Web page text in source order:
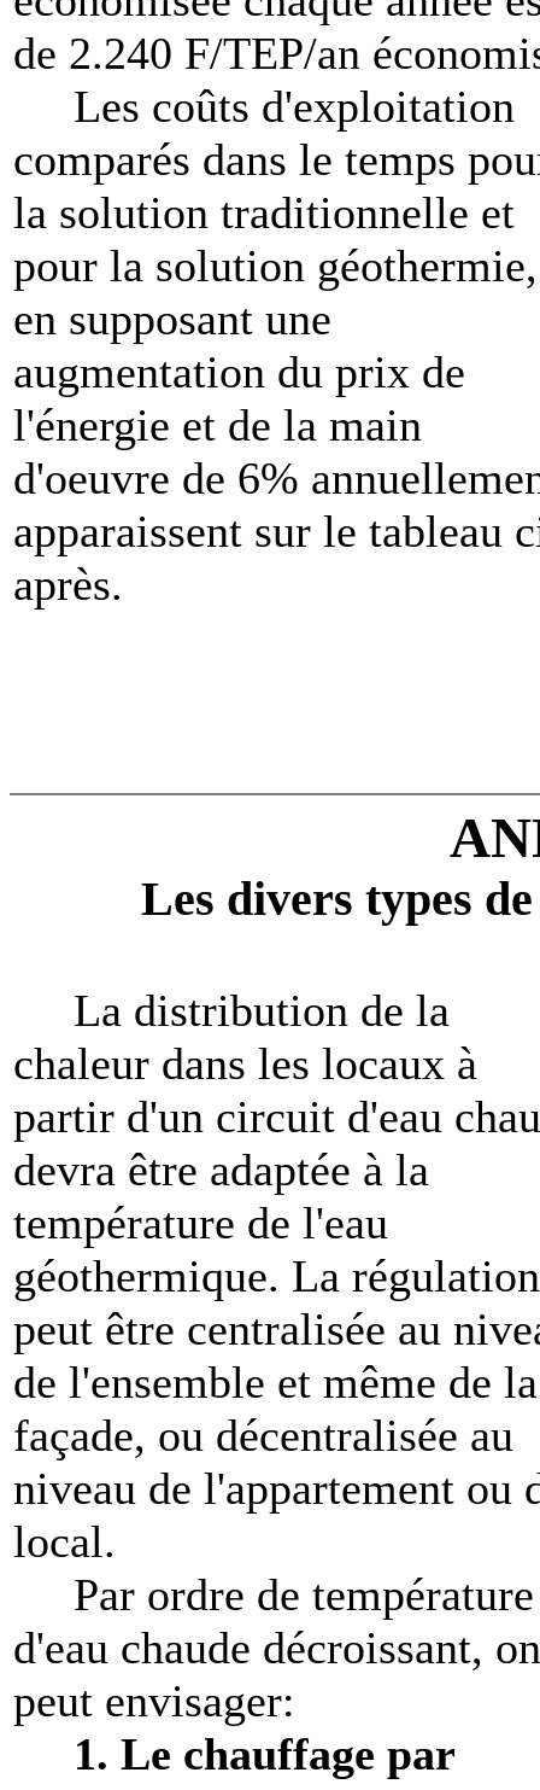
de 2.240 F/TEP/an
Les coûts d'exploitation
comparés dans le temps
la solution traditionnelle et
pour la solution géothermie,
en supposant une
augmentation du prix de
l'énergie et de la main
d'oeuvre de 6%
apparaissent sur le tableau
après.
Les divers types
La distribution de la
chaleur dans les locaux à
partir d'un circuit d'eau
devra être adaptée à la
température de l'eau
géothermique. La régulation
peut être centralisée au
de l'ensemble et même de la
façade, ou décentralisée au
niveau de l'appartement ou
local.
Par ordre de température
d'eau chaude décroissant, on
peut envisager:
1. Le chauffage par